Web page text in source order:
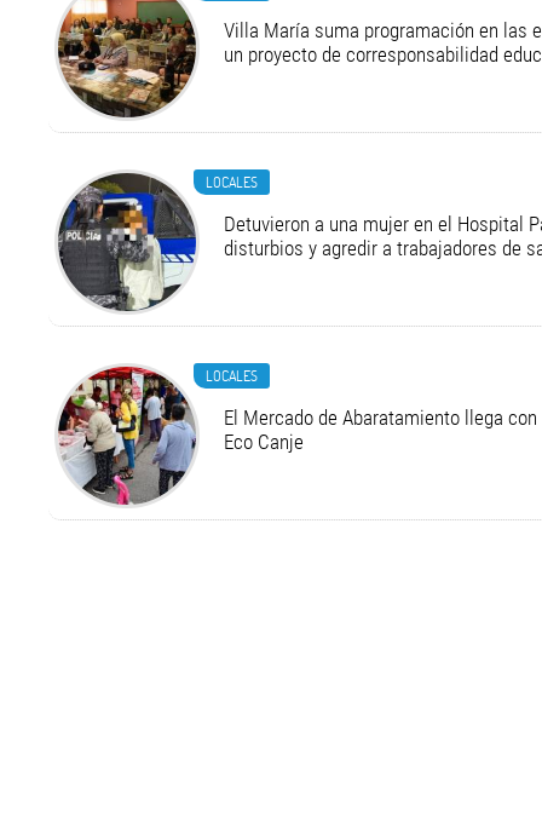
Villa María suma programación en las
un proyecto de corresponsabilidad
LOCALES
Detuvieron a una mujer en el Hospital
disturbios y agredir a trabajadores de
LOCALES
El Mercado de Abaratamiento llega
Eco Canje